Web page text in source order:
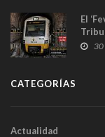
El
30
CATEGORÍAS
Actualidad